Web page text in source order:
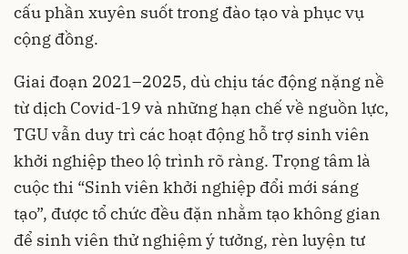
cấu phần xuyên suốt trong đào tạo và phục vụ
cộng đồng.
Giai đoạn 2021–2025, dù chịu tác động nặng nề
từ dịch Covid-19 và những hạn chế về nguồn lực,
TGU vẫn duy trì các hoạt động hỗ trợ sinh viên
khởi nghiệp theo lộ trình rõ ràng. Trọng tâm là
cuộc thi “Sinh viên khởi nghiệp đổi mới sáng
tạo”, được tổ chức đều đặn nhằm tạo không gian
để sinh viên thử nghiệm ý tưởng, rèn luyện tư